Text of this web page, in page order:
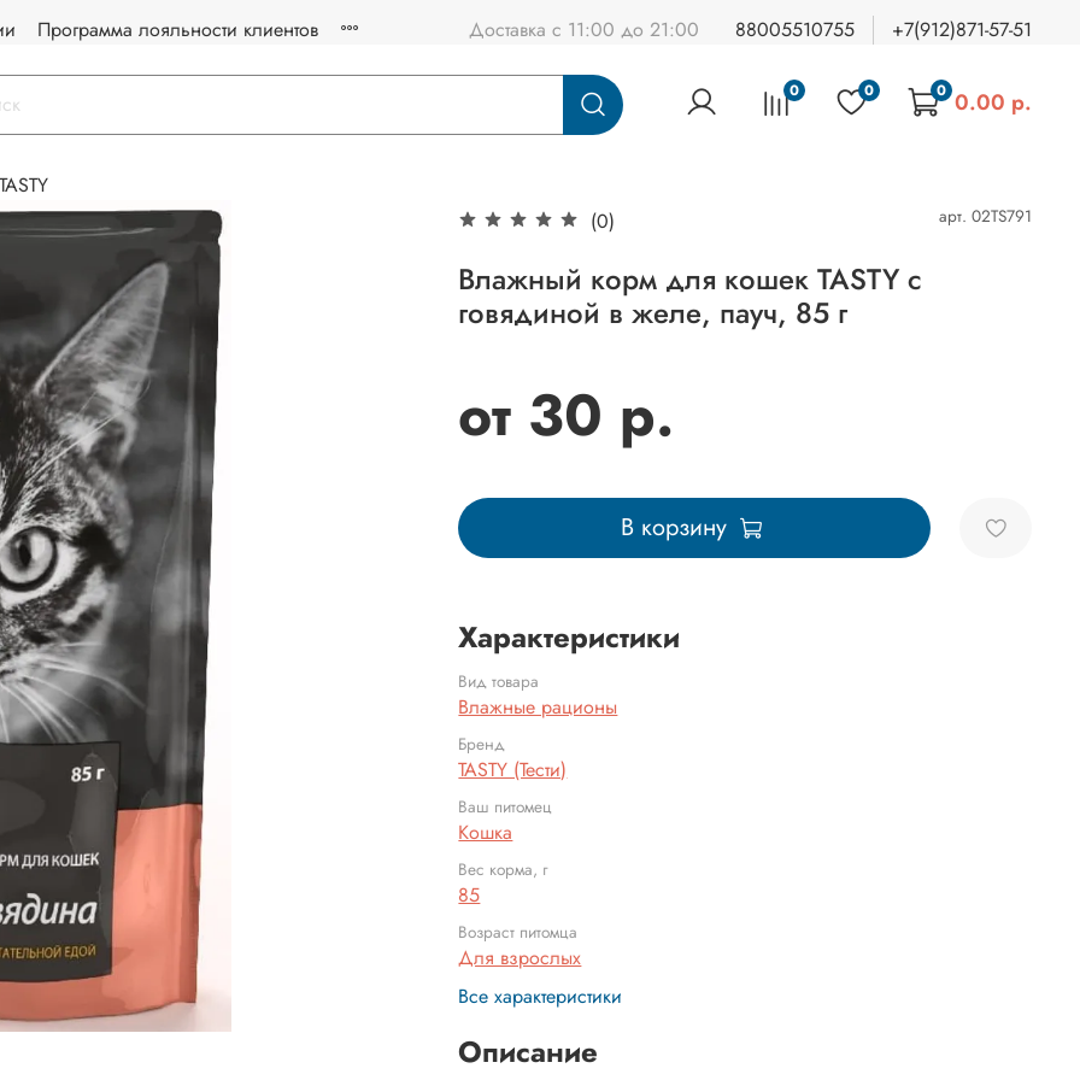
Программа лояльности клиентов Доставка с 11:00 до 21:00 88005510755 +7(912)871-57-51
0 0 0 0.00 р.
TASTY
(0)
арт. 02TS791
Влажный корм для кошек TASTY с
говядиной в желе, пауч, 85 г
от 30 р.
В корзину
Характеристики
Вид товара
Влажные рационы
Бренд
TASTY (Тести)
Ваш питомец
Кошка
Вес корма, г
85
Возраст питомца
Для взрослых
Все характеристики
Описание